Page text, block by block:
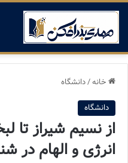
خانه/دانشگاه
دانشگاه
از نسیم شیراز تا
انرژی و الهام در